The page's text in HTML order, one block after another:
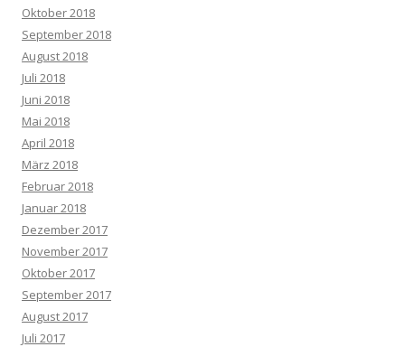
Oktober 2018
September 2018
August 2018
Juli 2018
Juni 2018
Mai 2018
April 2018
März 2018
Februar 2018
Januar 2018
Dezember 2017
November 2017
Oktober 2017
September 2017
August 2017
Juli 2017